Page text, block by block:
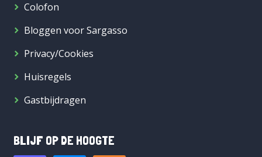
Colofon
Bloggen voor Sargasso
Privacy/Cookies
Huisregels
Gastbijdragen
BLIJF OP DE HOOGTE